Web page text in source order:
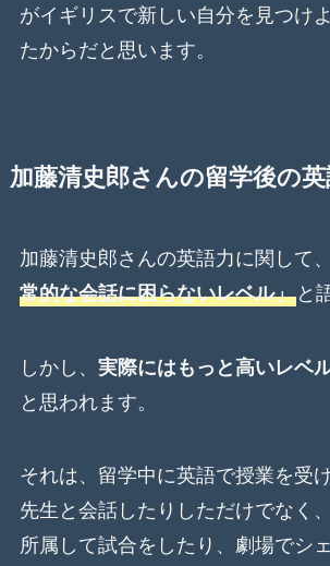
がイギリスで新しい自分を見つけ
たからだと思います。
加藤清史郎さんの留学後の
加藤清史郎さんの英語力に関して
常的な会話に困らないレベル」と
しかし、 実際にはもっと高いレベ
と思われます。
それは、留学中に英語で授業を受
先生と会話したりしただけでなく
所属して試合をしたり、劇場でシ